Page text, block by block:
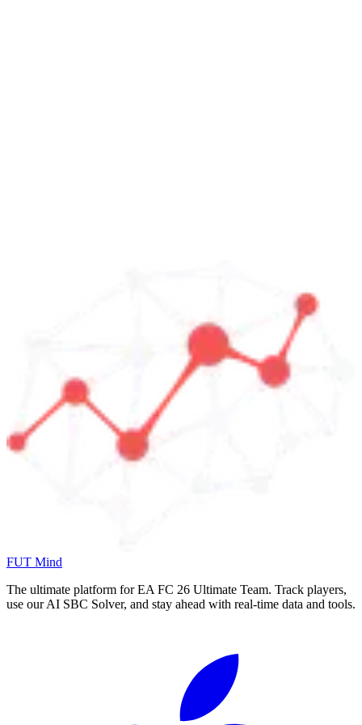
FUT Mind
The ultimate platform for EA FC 26 Ultimate Team. Track players,
use our AI SBC Solver, and stay ahead with real-time data and tools.